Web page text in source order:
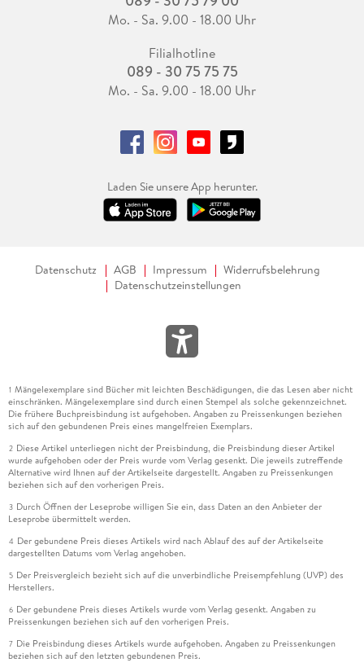
Mo. - Sa. 9.00 - 18.00 Uhr
Filialhotline
089 - 30 75 75 75
Mo. - Sa. 9.00 - 18.00 Uhr
Laden Sie unsere App herunter.
Datenschutz AGB Impressum
Widerrufsbelehrung
Datenschutzeinstellungen
1 Mängelexemplare sind Bücher mit leichten Beschädigungen, die das Lesen aber nicht
einschränken. Mängelexemplare sind durch einen Stempel als solche gekennzeichnet.
Die frühere Buchpreisbindung ist aufgehoben. Angaben zu Preissenkungen beziehen
sich auf den gebundenen Preis eines mangelfreien Exemplars.
2 Diese Artikel unterliegen nicht der Preisbindung, die Preisbindung dieser Artikel
wurde aufgehoben oder der Preis wurde vom Verlag gesenkt. Die jeweils zutreffende
Alternative wird Ihnen auf der Artikelseite dargestellt. Angaben zu Preissenkungen
beziehen sich auf den vorherigen Preis.
3 Durch Öffnen der Leseprobe willigen Sie ein, dass Daten an den Anbieter der
Leseprobe übermittelt werden.
4 Der gebundene Preis dieses Artikels wird nach Ablauf des auf der Artikelseite
dargestellten Datums vom Verlag angehoben.
5 Der Preisvergleich bezieht sich auf die unverbindliche Preisempfehlung (UVP) des
Herstellers.
6 Der gebundene Preis dieses Artikels wurde vom Verlag gesenkt. Angaben zu
Preissenkungen beziehen sich auf den vorherigen Preis.
7 Die Preisbindung dieses Artikels wurde aufgehoben. Angaben zu Preissenkungen
beziehen sich auf den letzten gebundenen Preis.